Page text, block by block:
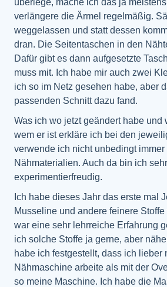
überlege, mache ich das ja
verlängere die Ärmel regelmäßig.
weggelassen und statt dessen
dran. Die Seitentaschen in den
Dafür gibt es dann aufgesetzte
muss mit. Ich habe mir auch zwei
ich so im Netz gesehen habe, aber
passenden Schnitt dazu fand.
Was ich wo jetzt geändert habe und
wem er ist erkläre ich bei den
verwende ich nicht unbedingt
Nähmaterialien. Auch da bin ich sehr
experimentierfreudig.
Ich habe dieses Jahr das erste mal
Musseline und andere feinere
war eine sehr lehrreiche Erfahrung
ich solche Stoffe ja gerne, aber
habe ich festgestellt, dass ich lieber
Nähmaschine arbeite als mit der
so meine Maschine. Ich habe die